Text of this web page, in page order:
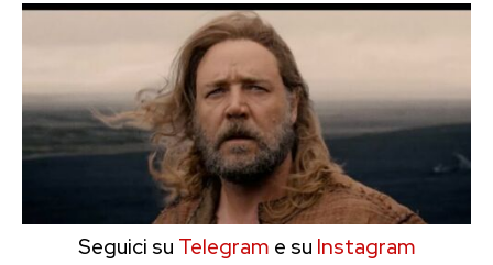
Seguici su Telegram e su Instagram